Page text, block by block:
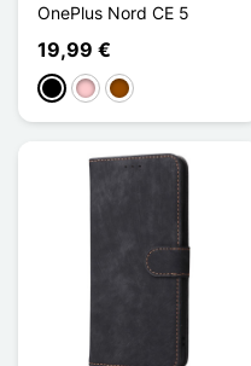
OnePlus Nord CE 5
19,99 €
PretoRosaCastanho